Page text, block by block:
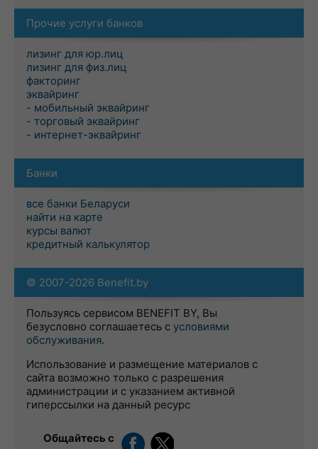
Прочие услуги банков
лизинг для юр.лиц
лизинг для физ.лиц
факторинг
эквайринг
- мобильный эквайринг
- торговый эквайринг
- интернет-эквайринг
Банки
все банки Беларуси
найти на карте
курсы валют
кредитный калькулятор
© 2007-2026 Benefit.by
Пользуясь сервисом BENEFIT BY, Вы
безусловно соглашаетесь с условиями
обслуживания.
Использование и размещение материалов с
сайта возможно только с разрешения
администрации и с указанием активной
гиперссылки на данный ресурс
Общайтесь с